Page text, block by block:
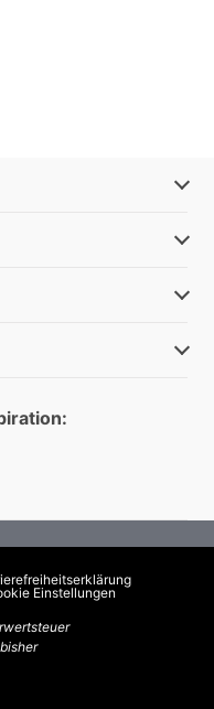
Einstellungen